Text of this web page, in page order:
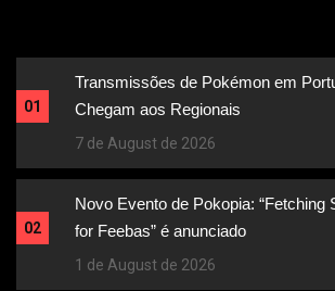
01
Transmissões de Pokémon em
Chegam aos Regionais
7 de August de 2026
02
Novo Evento de Pokopia: “Fetching
for Feebas” é anunciado
1 de August de 2026